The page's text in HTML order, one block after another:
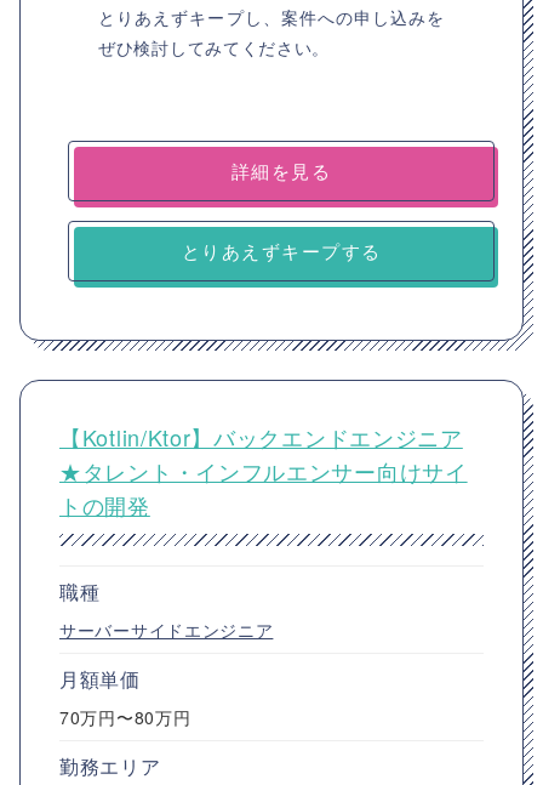
とりあえずキープし、案件への申し込みを
ぜひ検討してみてください。
詳細を見る
とりあえずキープする
【Kotlin/Ktor】バックエンドエンジニア
★タレント・インフルエンサー向けサイ
トの開発
職種
サーバーサイドエンジニア
月額単価
70万円〜80万円
勤務エリア